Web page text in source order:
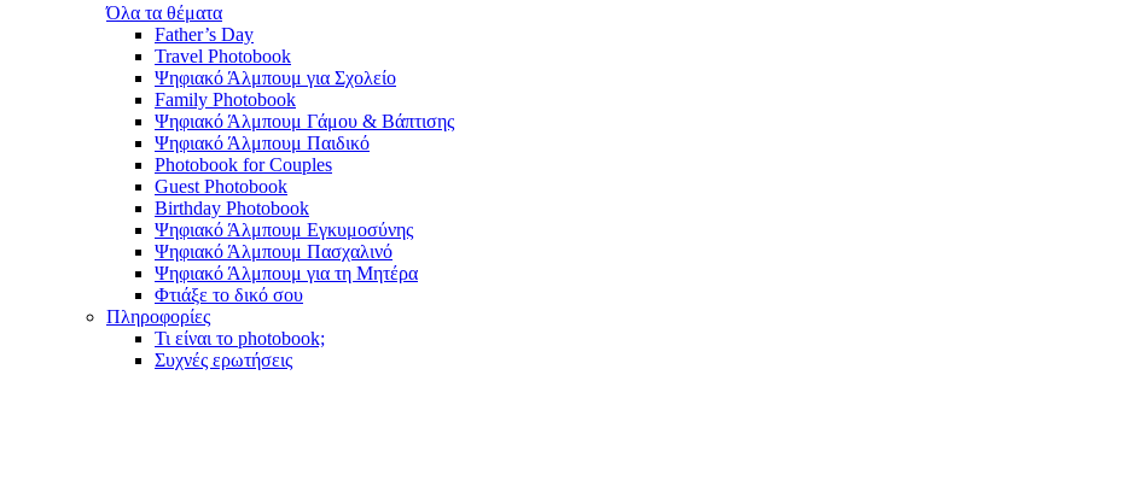
Όλα τα θέματα
Father’s Day
Travel Photobook
Ψηφιακό Άλμπουμ για Σχολείο
Family Photobook
Ψηφιακό Άλμπουμ Γάμου & Βάπτισης
Ψηφιακό Άλμπουμ Παιδικό
Photobook for Couples
Guest Photobook
Birthday Photobook
Ψηφιακό Άλμπουμ Εγκυμοσύνης
Ψηφιακό Άλμπουμ Πασχαλινό
Ψηφιακό Άλμπουμ για τη Μητέρα
Φτιάξε το δικό σου
Πληροφορίες
Τι είναι το photobook;
Συχνές ερωτήσεις